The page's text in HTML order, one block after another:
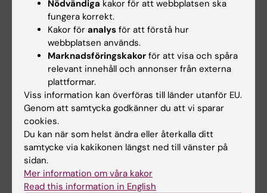
sjukdom för att utveckla metoder för
diagnostik och behandling som understödjer
dessa patienters återhämtning.
Forskningsområden:
Anestesi och intensivvård
Neurovetenskaper
Är du Eva Olofsson?
Redigera din profil
Nödvändiga kakor för att webbplatsen ska
fungera korrekt.
Kakor för analys för att förstå hur
webbplatsen används.
Marknadsföringskakor för att visa och spåra
relevant innehåll och annonser från externa
plattformar.
Viss information kan överföras till länder utanför EU.
Genom att samtycka godkänner du att vi sparar
cookies.
Du kan när som helst ändra eller återkalla ditt
samtycke via kakikonen längst ned till vänster på
sidan.
Mer information om våra kakor
Read this information in English